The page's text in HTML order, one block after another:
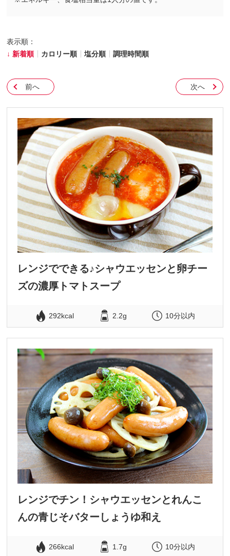
表示順：
新着順
カロリー順 塩分順 調理時間順
前へ 次へ
レンジでできる♪シャウエッセンと卵チー
ズの濃厚トマトスープ
292kcal 2.2g 10分以内
レンジでチン！シャウエッセンとれんこ
んの青じそバターしょうゆ和え
266kcal 1.7g 10分以内